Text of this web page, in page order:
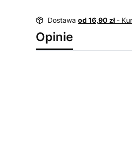
Dostawa od 16,90 zł -
Opinie